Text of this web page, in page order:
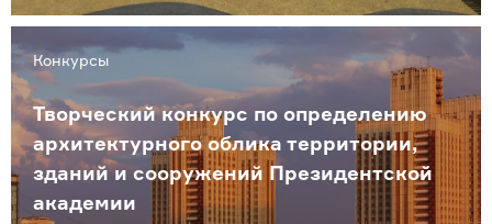
Конкурсы
Творческий конкурс по определению
архитектурного облика территории,
зданий и сооружений Президентской
академии